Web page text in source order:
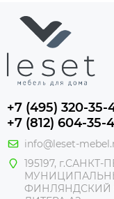
+7 (495) 320-35-
+7 (812) 604-35-
info@leset-
195197, г.САНКТ-
ФИНЛЯНДСКИЙ